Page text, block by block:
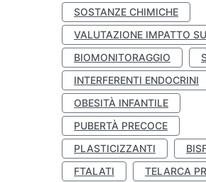
SOSTANZE CHIMICHE
VALUTAZIONE IMPATTO
BIOMONITORAGGIO
INTERFERENTI ENDOCRINI
OBESITÀ INFANTILE
PUBERTÀ PRECOCE
PLASTICIZZANTI
FTALATI
TELARCA